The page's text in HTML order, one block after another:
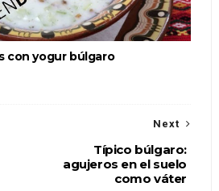
con yogur búlgaro
Next
Típico búlgaro:
agujeros en el suelo
como váter